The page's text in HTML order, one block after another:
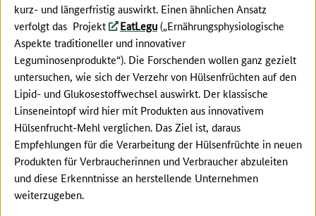
kurz- und längerfristig auswirkt. Einen ähnlichen Ansatz
verfolgt das Projekt
EatLegu(„Ernährungsphysiologische
Aspekte traditioneller und innovativer
Leguminosenprodukte“). Die Forschenden wollen ganz gezielt
untersuchen, wie sich der Verzehr von Hülsenfrüchten auf den
Lipid- und Glukosestoffwechsel auswirkt. Der klassische
Linseneintopf wird hier mit Produkten aus innovativem
Hülsenfrucht-Mehl verglichen. Das Ziel ist, daraus
Empfehlungen für die Verarbeitung der Hülsenfrüchte in neuen
Produkten für Verbraucherinnen und Verbraucher abzuleiten
und diese Erkenntnisse an herstellende Unternehmen
weiterzugeben.